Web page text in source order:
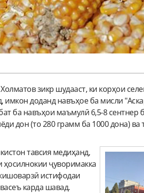
зикр шудааст, ки корҳои
имкон доданд навъҳое ба мисли
ба навъҳои маъмулӣ 6,5-8 сентнер
дон (то 280 грамм ба 1000 дона)
тавсия медиҳанд,
ҷуворимакка
истифодаи
карда шавад.